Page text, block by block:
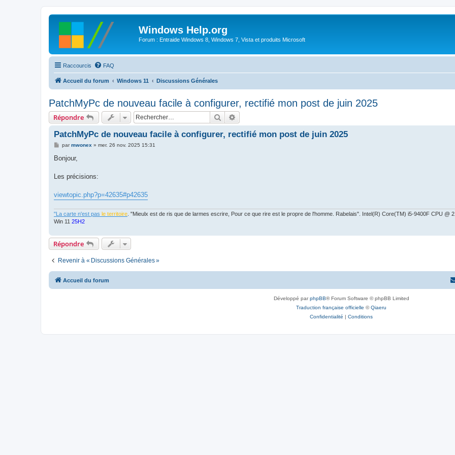
Windows Help.org
Forum : Entraide Windows 8, Windows 7, Vista et produits Microsoft
Raccourcis FAQ
Accueil du forum Windows 11 Discussions Générales
PatchMyPc de nouveau facile à configurer, rectifié mon post de juin 2025
Répondre Rechercher
PatchMyPc de nouveau facile à configurer, rectifié mon post de juin 2025
M
s
g
parmwonex » mer. 26 nov. 2025 15:31
Bonjour,
Les précisions:
viewtopic.php?p=42635#p42635
"La carte n'est pas le territoire . "Mieulx est de ris que de larmes escrire, Pour ce que rire est le propre de l'homme. Rabelais". Intel(R) Core(TM) i5-9400F CPU @
Win 11 25H2
Répondre
Revenir à « Discussions Générales »
Accueil du forum
Développé parphpBB® Forum Software © phpBB Limited
Traduction française officielle ©Qiaeru
Confidentialité | Conditions